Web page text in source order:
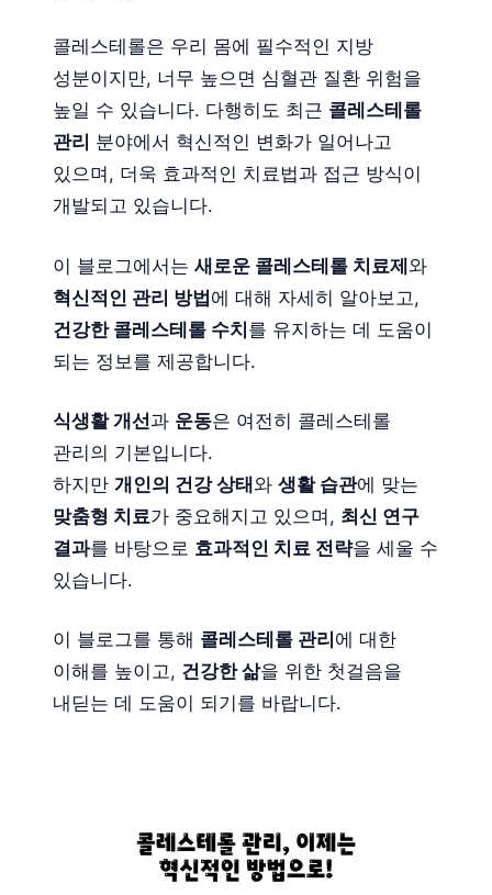
콜레스테롤은 우리 몸에 필수적인 지방
성분이지만, 너무 높으면 심혈관 질환 위험을
높일 수 있습니다. 다행히도 최근 콜레스테롤
관리 분야에서 혁신적인 변화가 일어나고
있으며, 더욱 효과적인 치료법과 접근 방식이
개발되고 있습니다.
이 블로그에서는 새로운 콜레스테롤 치료제와
혁신적인 관리 방법에 대해 자세히 알아보고,
건강한 콜레스테롤 수치를 유지하는 데 도움이
되는 정보를 제공합니다.
식생활 개선과 운동은 여전히 콜레스테롤
관리의 기본입니다.
하지만 개인의 건강 상태와 생활 습관에 맞는
맞춤형 치료가 중요해지고 있으며, 최신 연구
결과를 바탕으로 효과적인 치료 전략을 세울 수
있습니다.
이 블로그를 통해 콜레스테롤 관리에 대한
이해를 높이고, 건강한 삶을 위한 첫걸음을
내딛는 데 도움이 되기를 바랍니다.